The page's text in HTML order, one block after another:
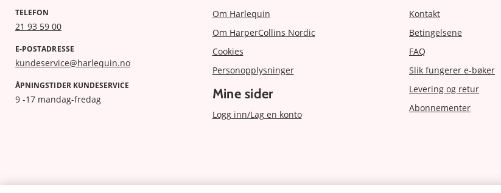
TELEFON
21 93 59 00
E-POSTADRESSE
kundeservice@harlequin.no
ÅPNINGSTIDER KUNDESERVICE
9 -17 mandag-fredag
Om Harlequin
Om HarperCollins Nordic
Cookies
Personopplysninger
Mine sider
Logg inn/Lag en konto
Kontakt
Betingelsene
FAQ
Slik fungerer e-bøker
Levering og retur
Abonnementer